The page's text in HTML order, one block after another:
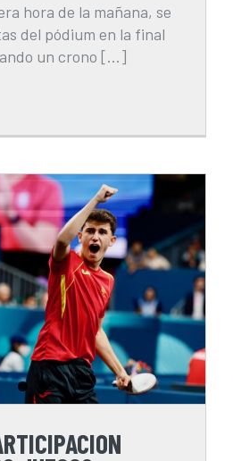
hora de la mañana, se
del pódium en la final
un crono [...]
PARTICIPACION
LOS JUEGOS.